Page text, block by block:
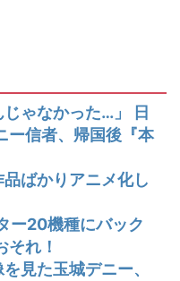
ゃなかった…」 日
ー信者、帰国後『本
ばかりアニメ化し
ー20機種にバック
それ！
見た玉城デニー、